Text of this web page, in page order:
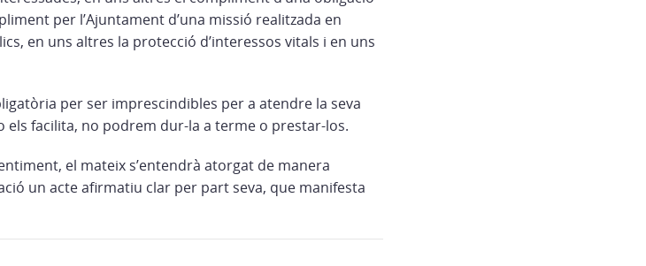
per l’Ajuntament d’una missió realitzada en
en uns altres la protecció d’interessos vitals i en uns
per ser imprescindibles per a atendre la seva
facilita, no podrem dur-la a terme o prestar-los.
el mateix s’entendrà atorgat de manera
un acte afirmatiu clar per part seva, que manifesta